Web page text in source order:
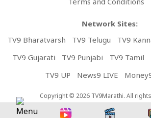
Network Sites:
TV9 Bharatvarsh
TV9 Telugu TV9
TV9 Gujarati
TV9 Punjabi TV9 Tamil
TV9 UP
News9 LIVE
Copyright © 2026 TV9Marathi. All